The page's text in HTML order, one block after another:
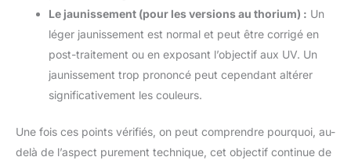
Le jaunissement (pour les versions au thorium) : Un
léger jaunissement est normal et peut être corrigé en
post-traitement ou en exposant l’objectif aux UV. Un
jaunissement trop prononcé peut cependant altérer
significativement les couleurs.
Une fois ces points vérifiés, on peut comprendre pourquoi, au-
delà de l’aspect purement technique, cet objectif continue de